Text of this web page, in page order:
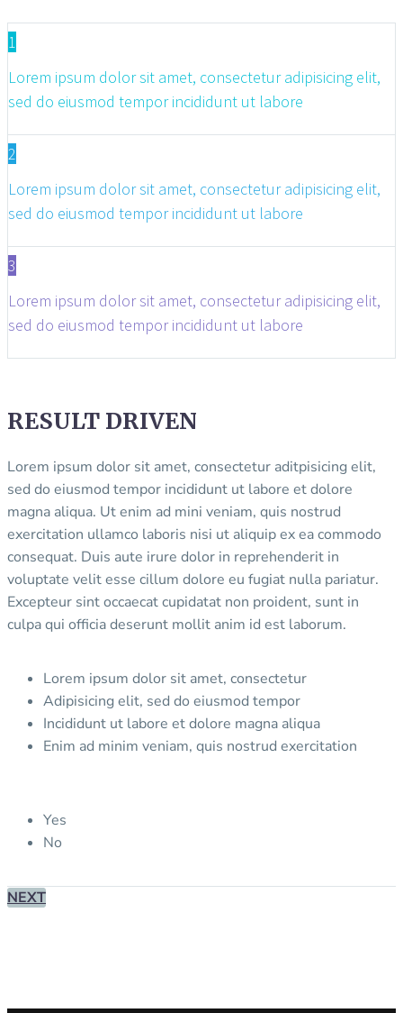
1
Lorem ipsum dolor sit amet, consectetur adipisicing elit,
sed do eiusmod tempor incididunt ut labore
2
Lorem ipsum dolor sit amet, consectetur adipisicing elit,
sed do eiusmod tempor incididunt ut labore
3
Lorem ipsum dolor sit amet, consectetur adipisicing elit,
sed do eiusmod tempor incididunt ut labore
RESULT DRIVEN
Lorem ipsum dolor sit amet, consectetur aditpisicing elit,
sed do eiusmod tempor incididunt ut labore et dolore
magna aliqua. Ut enim ad mini veniam, quis nostrud
exercitation ullamco laboris nisi ut aliquip ex ea commodo
consequat. Duis aute irure dolor in reprehenderit in
voluptate velit esse cillum dolore eu fugiat nulla pariatur.
Excepteur sint occaecat cupidatat non proident, sunt in
culpa qui officia deserunt mollit anim id est laborum.
Lorem ipsum dolor sit amet, consectetur
Adipisicing elit, sed do eiusmod tempor
Incididunt ut labore et dolore magna aliqua
Enim ad minim veniam, quis nostrud exercitation
Yes
No
NEXT